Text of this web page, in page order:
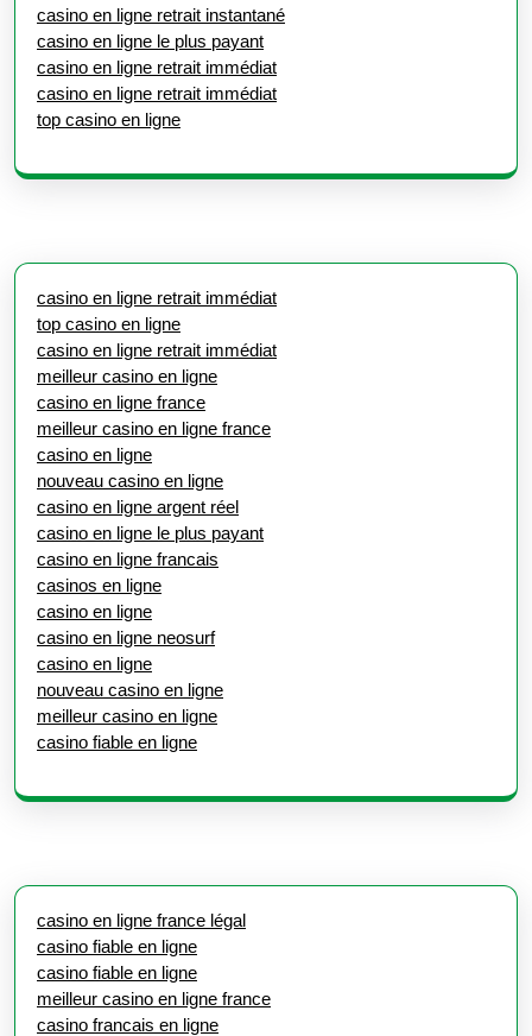
casino en ligne retrait instantané
casino en ligne le plus payant
casino en ligne retrait immédiat
casino en ligne retrait immédiat
top casino en ligne
casino en ligne retrait immédiat
top casino en ligne
casino en ligne retrait immédiat
meilleur casino en ligne
casino en ligne france
meilleur casino en ligne france
casino en ligne
nouveau casino en ligne
casino en ligne argent réel
casino en ligne le plus payant
casino en ligne francais
casinos en ligne
casino en ligne
casino en ligne neosurf
casino en ligne
nouveau casino en ligne
meilleur casino en ligne
casino fiable en ligne
casino en ligne france légal
casino fiable en ligne
casino fiable en ligne
meilleur casino en ligne france
casino francais en ligne